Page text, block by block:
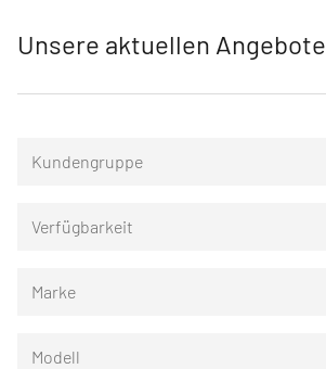
Unsere aktuellen Angebote
Kundengruppe
Verfügbarkeit
Marke
Modell